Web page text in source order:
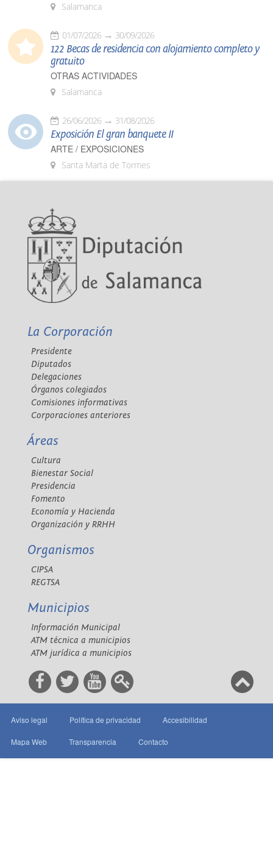
Salamanca
01/07/2026 30/09/2026
122 Becas de residencia con alojamiento completo y
gratuito
OTRAS ACTIVIDADES
Salamanca
26/06/2026 31/08/2026
Exposición El gran banquete II
ARTE / EXPOSICIONES
Santa Marta de Tormes
La Corporación
Presidente
Diputados
Delegaciones
Órganos colegiados
Comisiones informativas
Corporaciones anteriores
Áreas
Cultura
Bienestar Social
Presidencia
Fomento
Economía y Hacienda
Organización y RRHH
Organismos
CIPSA
REGTSA
Municipios
Información Municipal
ATM técnica a municipios
ATM jurídica a municipios
Aviso legal Política de privacidad Accesibilidad
Mapa Web Transparencia Contacto